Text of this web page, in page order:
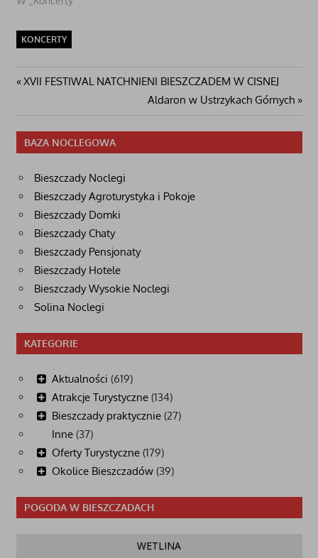
KONCERTY
Nawigacja
Poprzedni
XVII FESTIWAL NATCHNIENI BIESZCZADEM W CISNEJ
Następny
Aldaron w Ustrzykach Górnych
BAZA NOCLEGOWA
Bieszczady Noclegi
Bieszczady Agroturystyka i Pokoje
Bieszczady Domki
Bieszczady Chaty
Bieszczady Pensjonaty
Bieszczady Hotele
Bieszczady Wysokie Noclegi
Solina Noclegi
KATEGORIE
Aktualności (619)
Atrakcje Turystyczne (134)
Bieszczady praktycznie (27)
Inne (37)
Oferty Turystyczne (179)
Okolice Bieszczadów (39)
POGODA W BIESZCZADACH
WETLINA